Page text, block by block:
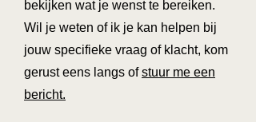
bekijken wat je wenst te bereiken.
Wil je weten of ik je kan helpen bij
jouw specifieke vraag of klacht, kom
gerust eens langs ofstuur me een
bericht.